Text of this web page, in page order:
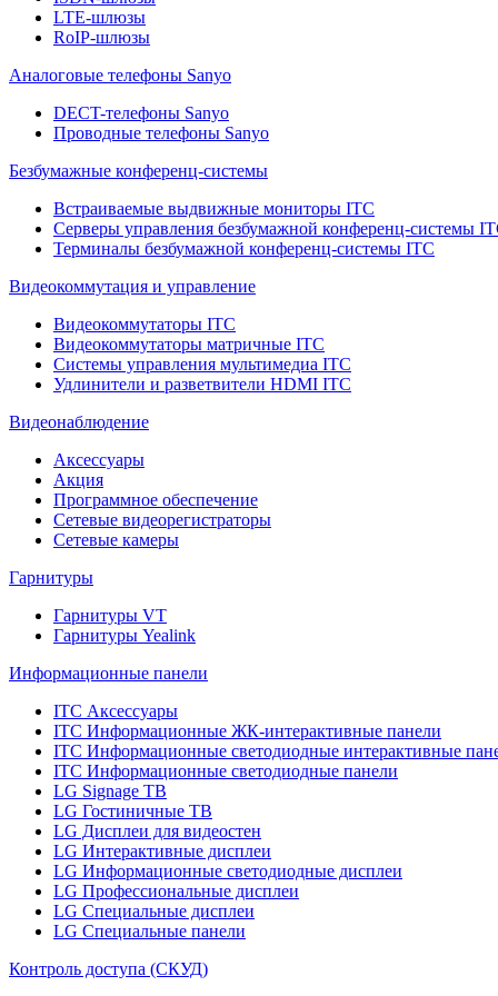
LTE-шлюзы
RoIP-шлюзы
Аналоговые телефоны Sanyo
DECT-телефоны Sanyo
Проводные телефоны Sanyo
Безбумажные конференц-системы
Встраиваемые выдвижные мониторы ITC
Серверы управления безбумажной конференц-системы
Терминалы безбумажной конференц-системы ITC
Видеокоммутация и управление
Видеокоммутаторы ITC
Видеокоммутаторы матричные ITC
Системы управления мультимедиа ITC
Удлинители и разветвители HDMI ITC
Видеонаблюдение
Аксессуары
Акция
Программное обеспечение
Сетевые видеорегистраторы
Сетевые камеры
Гарнитуры
Гарнитуры VT
Гарнитуры Yealink
Информационные панели
ITC Аксессуары
ITC Информационные ЖК-интерактивные панели
ITC Информационные светодиодные интерактивные
ITC Информационные светодиодные панели
LG Signage ТВ
LG Гостиничные ТВ
LG Дисплеи для видеостен
LG Интерактивные дисплеи
LG Информационные светодиодные дисплеи
LG Профессиональные дисплеи
LG Специальные дисплеи
LG Специальные панели
Контроль доступа (СКУД)